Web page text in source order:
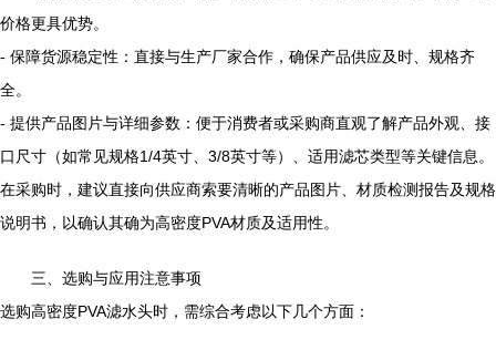
价格更具优势。
- 保障货源稳定性：直接与生产厂家合作，确保产品供应及时、规格齐
全。
- 提供产品图片与详细参数：便于消费者或采购商直观了解产品外观、接
口尺寸（如常见规格1/4英寸、3/8英寸等）、适用滤芯类型等关键信息。
在采购时，建议直接向供应商索要清晰的产品图片、材质检测报告及规格
说明书，以确认其确为高密度PVA材质及适用性。
三、选购与应用注意事项
选购高密度PVA滤水头时，需综合考虑以下几个方面：